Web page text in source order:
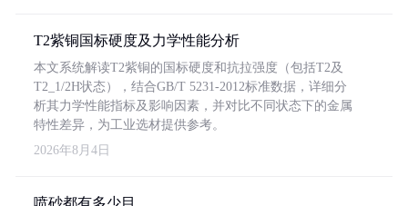
T2紫铜国标硬度及力学性能分析
本文系统解读T2紫铜的国标硬度和抗拉强度（包括T2及
T2_1/2H状态），结合GB/T 5231-2012标准数据，详细分
析其力学性能指标及影响因素，并对比不同状态下的金属
特性差异，为工业选材提供参考。
2026年8月4日
喷砂都有多少目